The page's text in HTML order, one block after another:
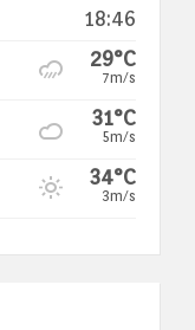
18:46
29°C
7m/s
31°C
5m/s
34°C
3m/s